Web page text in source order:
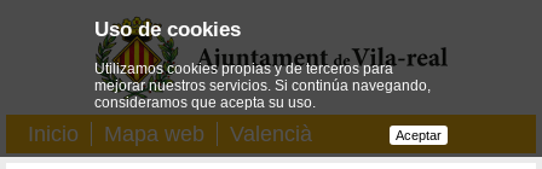
Inicio Mapa web Valencià
Uso de cookies
Utilizamos cookies propias y de terceros para
mejorar nuestros servicios. Si continúa navegando,
consideramos que acepta su uso.
Aceptar